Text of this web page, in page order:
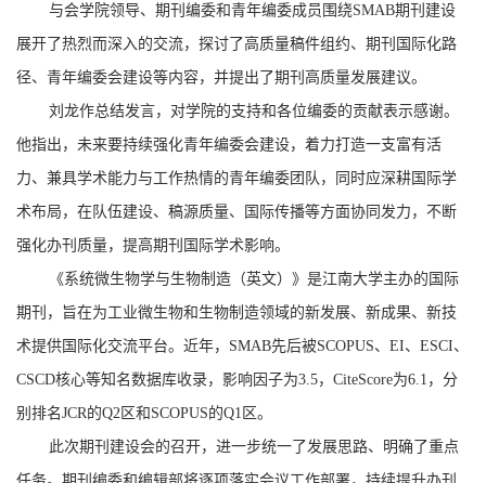
与会学院领导、期刊编委和青年编委成员 围绕SMAB期刊建设
展开了热烈而深入 的交流，探讨了高质量稿件组约、期刊国际化路
径、青年编委会建设等内容，并提出了期刊高质量发展建议。
刘龙作总结发言，对学院的支持和各位编委的贡献表示感谢。
他指出，未来要持续强化青年编委会建设，着力打造一支富有活
力、兼具学术能力与工作热情的青年编委团队，同时应深耕国际学
术布局，在队伍建设、稿源质量、国际传播等方面协同发力，不断
强化办刊质量，提高期刊国际学术影响。
《系统微生物学与生物制造 （英文） 》是江南大学主办的国际
期刊， 旨在为工业微生物和生物制造领域的新发展、新成果、新技
术提供国际化交流平台。近年， SMAB先后被SCOPUS、 EI、 ESCI、
CSCD核心等知名数据库收录，影响因子为3.5， CiteScore为6. 1 ，分
别排名JCR的Q2 区和SCOPUS的Q1 区。
此次期刊建设会的召开，进一步统一了发展思路、明确了重点